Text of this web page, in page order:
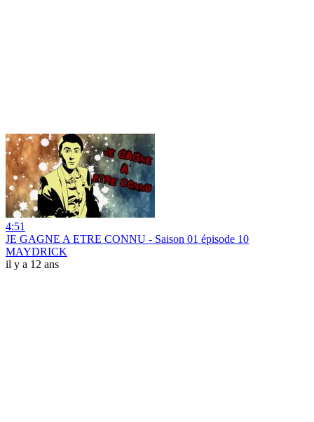
4:51
JE GAGNE A ETRE CONNU - Saison 01 épisode 10
MAYDRICK
il y a 12 ans